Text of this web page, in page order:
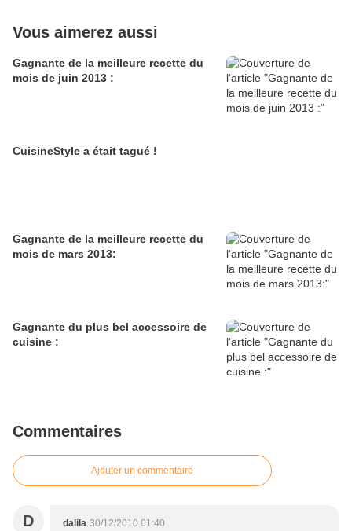
Vous aimerez aussi
Gagnante de la meilleure recette du
mois de juin 2013 :
CuisineStyle a était tagué !
Gagnante de la meilleure recette du
mois de mars 2013:
Gagnante du plus bel accessoire de
cuisine :
Commentaires
Ajouter un commentaire
D dalila 30/12/2010 01:40